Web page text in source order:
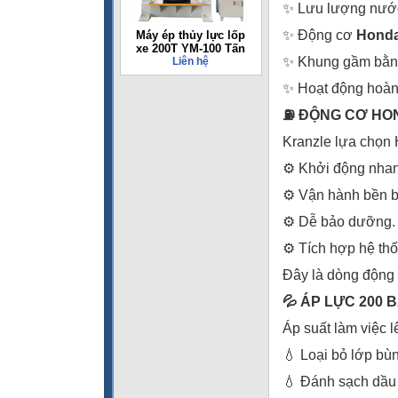
Máy ép thủy lực lốp
xe 200T YM-100 Tấn
Liên hệ
✨ Lưu lượng
✨ Động cơ
✨ Khung gầm
✨ Hoạt động
⛽ ĐỘNG CƠ
Kranzle lựa chọn
⚙️ Khởi động
⚙️ Vận hành bền
⚙️ Dễ bảo dưỡng.
⚙️ Tích hợp hệ
Đây là dòng động
💦 ÁP LỰC 200
Áp suất làm việc
💧 Loại bỏ lớp
💧 Đánh sạch